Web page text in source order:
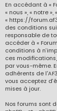
En accédant à «
« nous », « notre
« https://
des conditions
responsable de
accéder à «
conditions à
ces
par vous-même.
adhérents de
vous acceptez
mises à jour.
Nos forums sont